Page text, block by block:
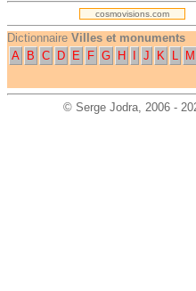
cosmovisions.com
Dictionnaire Villes et monuments
A
B C D E F G H J K L M
© Serge Jodra, 2006 -